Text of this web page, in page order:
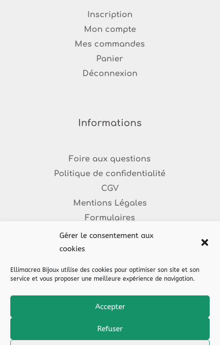
Gérer le consentement aux
cookies
Ellimacrea Bijoux utilise des cookies pour optimiser son site et son
service et vous proposer une meilleure expérience de navigation.
Accepter
Refuser
Inscription
Mon compte
Mes commandes
Panier
Déconnexion
Informations
Foire aux questions
Politique de confidentialité
CGV
Mentions Légales
Formulaires
Politique de cookies (EU)
Nos Partenaires
© 2022 Ellimacrea. Tous droits réservés.
Mentions légales